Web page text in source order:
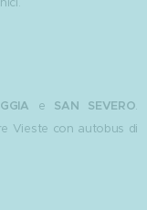
e SAN SEVERO.
Vieste con autobus di